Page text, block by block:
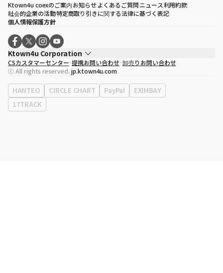
Ktown4u coexのご案内お知らせよくあるご質問ニュース利用約款
社会的企業の活動特定商取り引きに関する法律に基づく表記
個人情報保護方針
Ktown4u Corporation
代表取締役
ソン・ヒョミン
事業者登録番号120-87-71116
eContext
0120-23-7523
事務所住所
ソウル特別市江南区永東大路513、3階(三成洞、coex)
CSカスタマーセンター 提携お問い合わせ 卸売りお問い合わせ
ⓒ All rights reserved. jp.ktown4u.com
HANTEO CIRCLE CHART PayPal
EXIMBAY
17TRACK